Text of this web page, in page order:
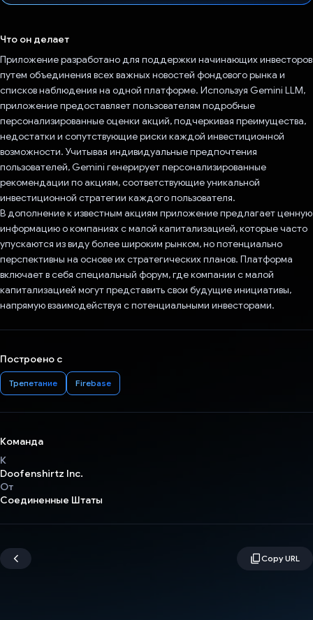
Что он делает
Приложение разработано для поддержки начинающих инвесторов
путем объединения всех важных новостей фондового рынка и
списков наблюдения на одной платформе. Используя Gemini LLM,
приложение предоставляет пользователям подробные
персонализированные оценки акций, подчеркивая преимущества,
недостатки и сопутствующие риски каждой инвестиционной
возможности. Учитывая индивидуальные предпочтения
пользователей, Gemini генерирует персонализированные
рекомендации по акциям, соответствующие уникальной
инвестиционной стратегии каждого пользователя.
В дополнение к известным акциям приложение предлагает ценную
информацию о компаниях с малой капитализацией, которые часто
упускаются из виду более широким рынком, но потенциально
перспективны на основе их стратегических планов. Платформа
включает в себя специальный форум, где компании с малой
капитализацией могут представить свои будущие инициативы,
напрямую взаимодействуя с потенциальными инвесторами.
Построено с
Трепетание Firebase
Команда
К
Doofenshirtz Inc.
От
Соединенные Штаты